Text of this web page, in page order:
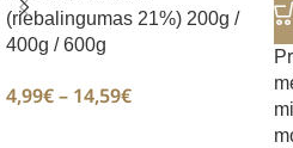
(riebalingumas 21%) 200g /
400g / 600g
4,99€– 14,59€